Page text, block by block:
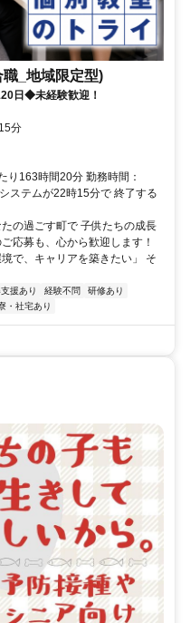
_地域限定型)
日◆未経験歓迎！
分
り163時間20分 勤務時間：
ステムが22時15分で 終了する
の過ごす町で 子供たちの成長
応募も、心から歓迎します！
で、キャリアを築きたい」 そ
援あり 経験不問
研修あり
・社宅あり